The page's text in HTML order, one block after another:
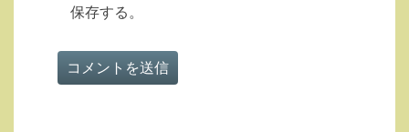
保存する。